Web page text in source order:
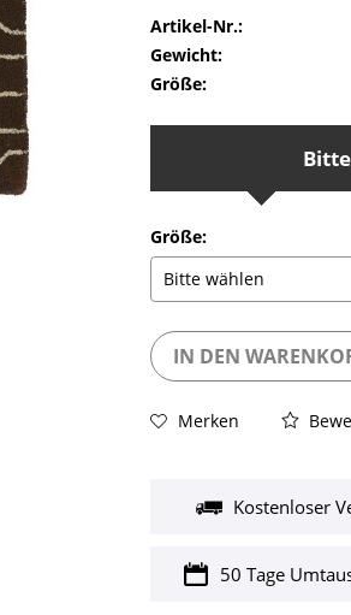
Artikel-Nr.:
Gewicht:
Größe:
Größe:
IN DEN
Merken
Kostenloser
50 Tage